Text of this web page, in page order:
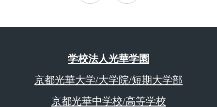
学校法人光華学園
京都光華大学/大学院/短期大学部
京都光華中学校/高等学校